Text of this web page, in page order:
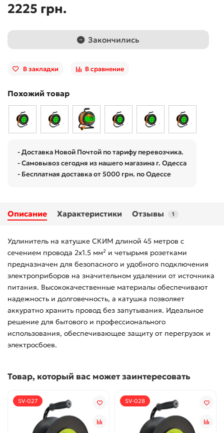
2225 грн.
Закончились
В закладки В сравнение
Похожий товар
- Доставка Новой Почтой по тарифу перевозчика.
- Самовывоз сегодня из нашего магазина г. Одесса
- Бесплатная доставка от 5000 грн. по Одессе
Описание Характеристики Отзывы 1
Удлинитель на катушке СКИМ длиной 45 метров с
сечением провода 2х1.5 мм² и четырьмя розетками
предназначен для безопасного и удобного подключения
электроприборов на значительном удалении от источника
питания. Высококачественные материалы обеспечивают
надежность и долговечность, а катушка позволяет
аккуратно хранить провод без запутывания. Идеальное
решение для бытового и профессионального
использования, обеспечивающее защиту от перегрузок и
электросбоев.
Товар, который вас может заинтересовать
SV-027 SV-028